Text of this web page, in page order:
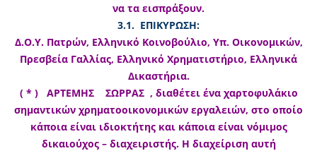
να τα εισπράξουν.
3.1. ΕΠΙΚΥΡΩΣΗ:
Δ.Ο.Υ. Πατρών, Ελληνικό Κοινοβούλιο, Υπ. Οικονομικών,
Πρεσβεία Γαλλίας, Ελληνικό Χρηματιστήριο, Ελληνικά
Δικαστήρια.
( * ) ΑΡΤΕΜΗΣ ΣΩΡΡΑΣ , διαθέτει ένα χαρτοφυλάκιο
σημαντικών χρηματοοικονομικών εργαλειών, στο οποίο
κάποια είναι ιδιοκτήτης και κάποια είναι νόμιμος
δικαιούχος – διαχειριστής. Η διαχείριση αυτή